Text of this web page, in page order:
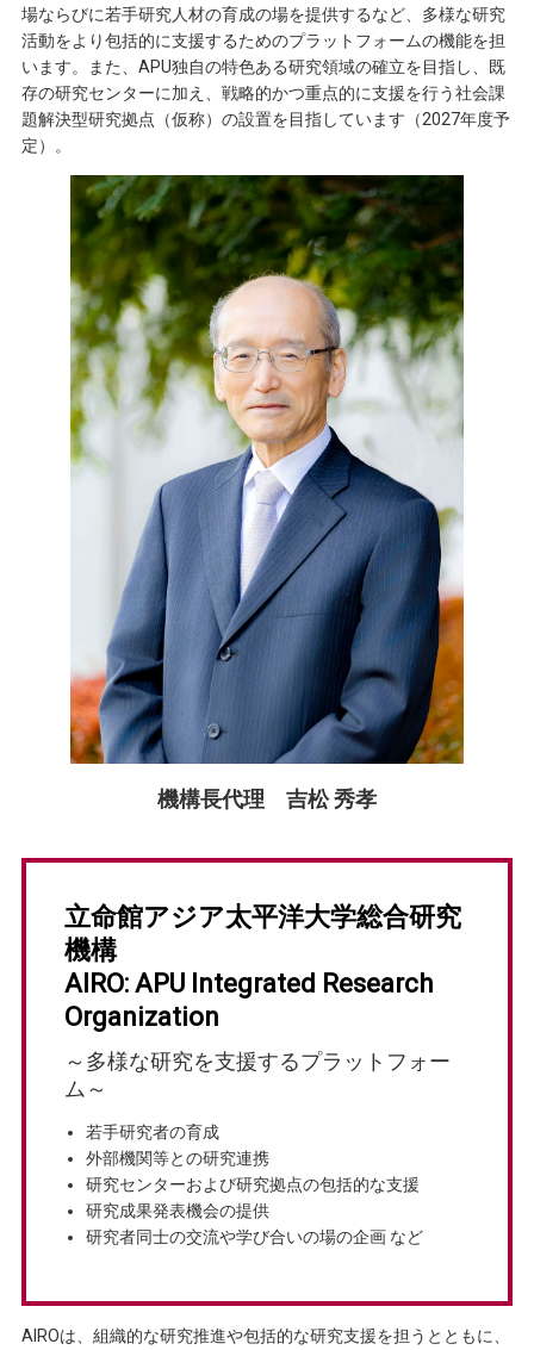
場ならびに若手研究人材の育成の場を提供するなど、多様な研究
活動をより包括的に支援するためのプラットフォームの機能を担
います。また、APU独自の特色ある研究領域の確立を目指し、既
存の研究センターに加え、戦略的かつ重点的に支援を行う社会課
題解決型研究拠点（仮称）の設置を目指しています（2027年度予
定）。
機構長代理 吉松 秀孝
立命館アジア太平洋大学総合研究
機構
AIRO: APU Integrated Research
Organization
～多様な研究を支援するプラットフォー
ム～
若手研究者の育成
外部機関等との研究連携
研究センターおよび研究拠点の包括的な支援
研究成果発表機会の提供
研究者同士の交流や学び合いの場の企画 など
AIROは、組織的な研究推進や包括的な研究支援を担うとともに、